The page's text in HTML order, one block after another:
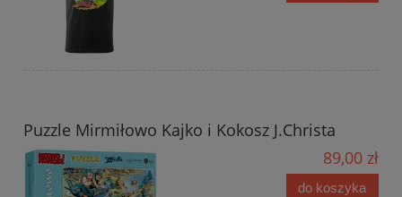
Puzzle Mirmiłowo Kajko i Kokosz J.Christa
89,00 zł
do koszyka